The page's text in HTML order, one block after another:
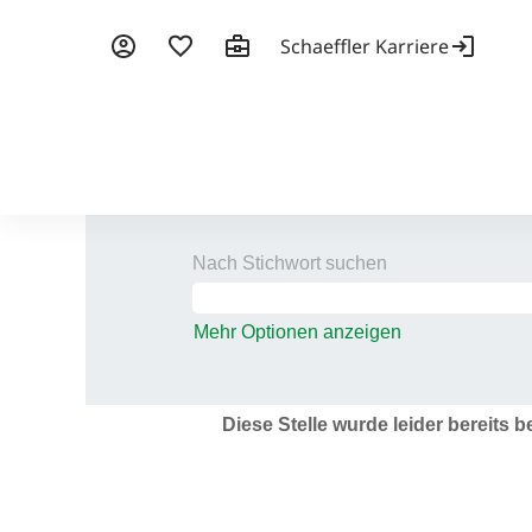
Nach Stichwort suchen
Mehr Optionen anzeigen
Diese Stelle wurde leider bereits